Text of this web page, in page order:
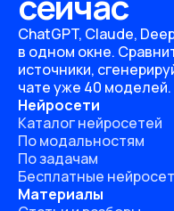
ChatGPT, Claude,
в одном окне.
источники,
чате уже 40 моделей.
Нейросети
Каталог нейросетей
По модальностям
По задачам
Бесплатные
Материалы